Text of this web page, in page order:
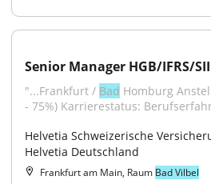
Senior Manager HGB/IFRS/SII
"...Frankfurt / Bad Homburg
- 75%) Karrierestatus:
Helvetia Schweizerische
Helvetia Deutschland
Frankfurt am Main, Raum Bad Vilbel